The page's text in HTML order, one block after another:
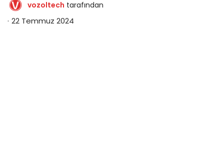
vozoltech tarafından
22 Temmuz 2024